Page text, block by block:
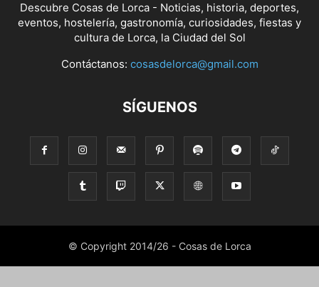
Descubre Cosas de Lorca - Noticias, historia, deportes,
eventos, hostelería, gastronomía, curiosidades, fiestas y
cultura de Lorca, la Ciudad del Sol
Contáctanos: cosasdelorca@gmail.com
SÍGUENOS
© Copyright 2014/26 - Cosas de Lorca